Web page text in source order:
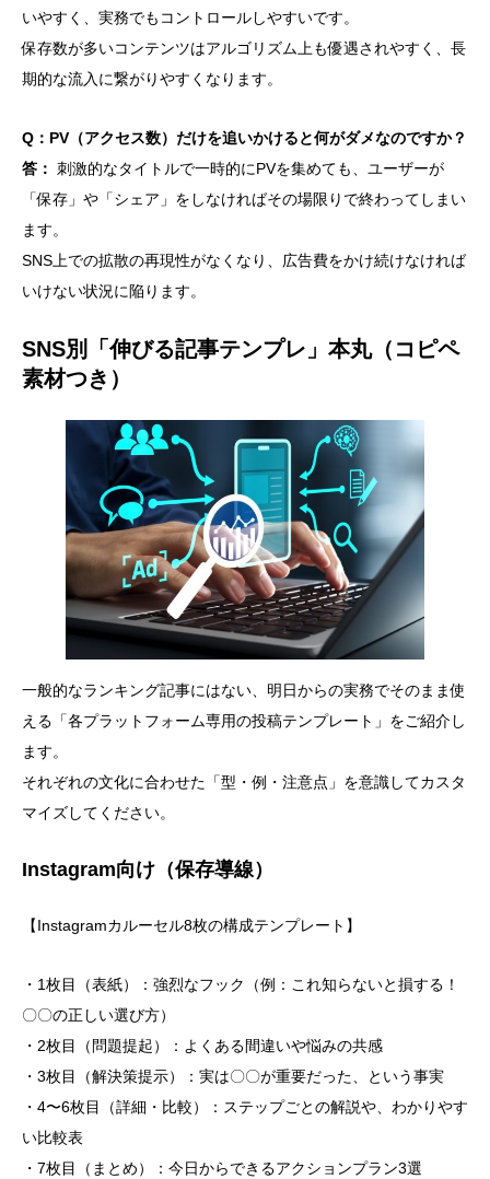
いやすく、実務でもコントロールしやすいです。
保存数が多いコンテンツはアルゴリズム上も優遇されやすく、長
期的な流入に繋がりやすくなります。
Q：PV（アクセス数）だけを追いかけると何がダメなのですか？
答： 刺激的なタイトルで一時的にPVを集めても、ユーザーが
「保存」や「シェア」をしなければその場限りで終わってしまい
ます。
SNS上での拡散の再現性がなくなり、広告費をかけ続けなければ
いけない状況に陥ります。
SNS別「伸びる記事テンプレ」本丸（コピペ
素材つき）
一般的なランキング記事にはない、明日からの実務でそのまま使
える「各プラットフォーム専用の投稿テンプレート」をご紹介し
ます。
それぞれの文化に合わせた「型・例・注意点」を意識してカスタ
マイズしてください。
Instagram向け（保存導線）
【Instagramカルーセル8枚の構成テンプレート】
・1枚目（表紙）：強烈なフック（例：これ知らないと損する！
〇〇の正しい選び方）
・2枚目（問題提起）：よくある間違いや悩みの共感
・3枚目（解決策提示）：実は〇〇が重要だった、という事実
・4〜6枚目（詳細・比較）：ステップごとの解説や、わかりやす
い比較表
・7枚目（まとめ）：今日からできるアクションプラン3選